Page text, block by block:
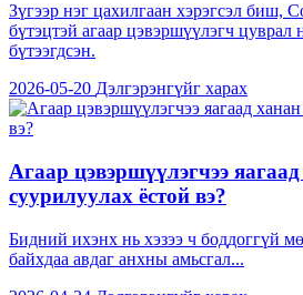
Зүгээр нэг цахилгаан хэрэгсэл биш,
бүтэцтэй агаар цэвэршүүлэгч цуврал
бүтээгдсэн.
2026-05-20 Дэлгэрэнгүйг харах
Агаар цэвэршүүлэгчээ
суурилуулах ёстой вэ?
Бидний ихэнх нь хэзээ ч боддоггүй
байхдаа авдаг анхны амьсгал...